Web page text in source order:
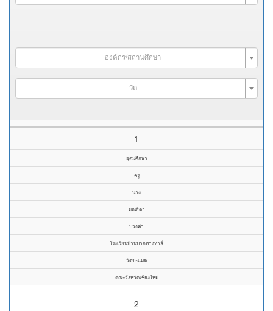
องค์กร/สถานศึกษา
วัด
1
อุดมศึกษา
ครู
นาง
มณธิดา
ปวงคำ
โรงเรียนบ้านปากทางท่าลี่
วัดขะแมด
คณะจังหวัดเชียงใหม่
2